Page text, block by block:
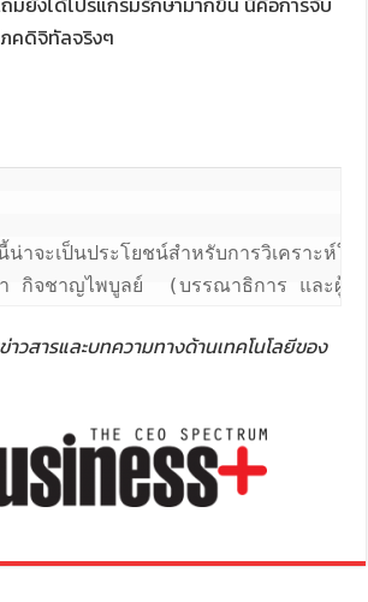
คดิจิทัลจริงๆ
าจะเป็นประโยชน์สำหรับการวิเคราะห์
วสารและบทความทางด้านเทคโนโลยีของ